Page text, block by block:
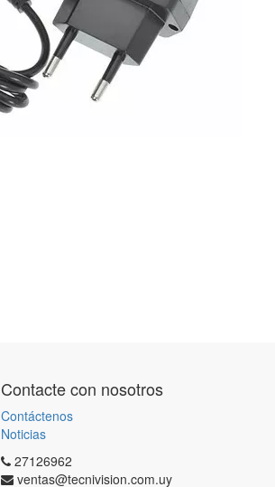
Contacte con nosotros
Contáctenos
Noticias
27126962
ventas@tecnivision.com.uy